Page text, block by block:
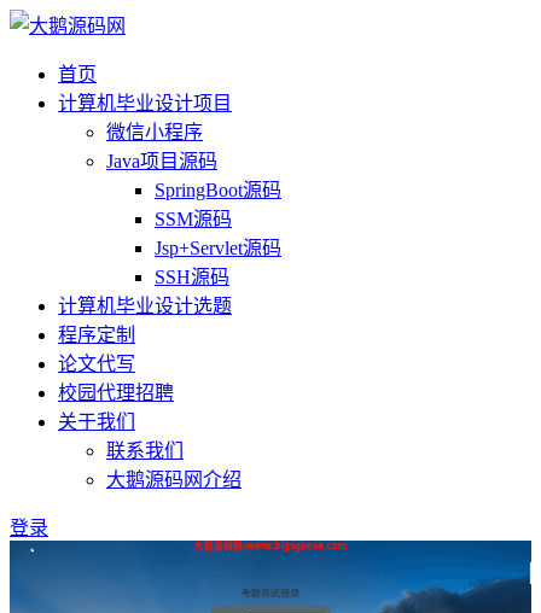
首页
计算机毕业设计项目
微信小程序
Java项目源码
SpringBoot源码
SSM源码
Jsp+Servlet源码
SSH源码
计算机毕业设计选题
程序定制
论文代写
校园代理招聘
关于我们
联系我们
大鹅源码网介绍
登录